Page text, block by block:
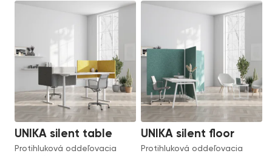
UNIKA silent table
Protihluková oddeľovacia
UNIKA silent floor
Protihluková oddeľovacia